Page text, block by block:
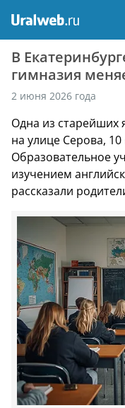
В
гимназия
2 июня 2026 года
Одна из старейших
на улице Серова, 10
Образовательное
изучением
рассказали